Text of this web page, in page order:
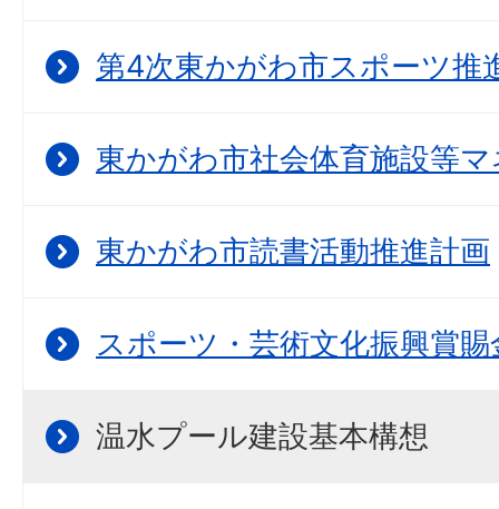
第4次東かがわ市スポーツ推
東かがわ市社会体育施設等
東かがわ市読書活動推進計画
スポーツ・芸術文化振興賞賜
温水プール建設基本構想